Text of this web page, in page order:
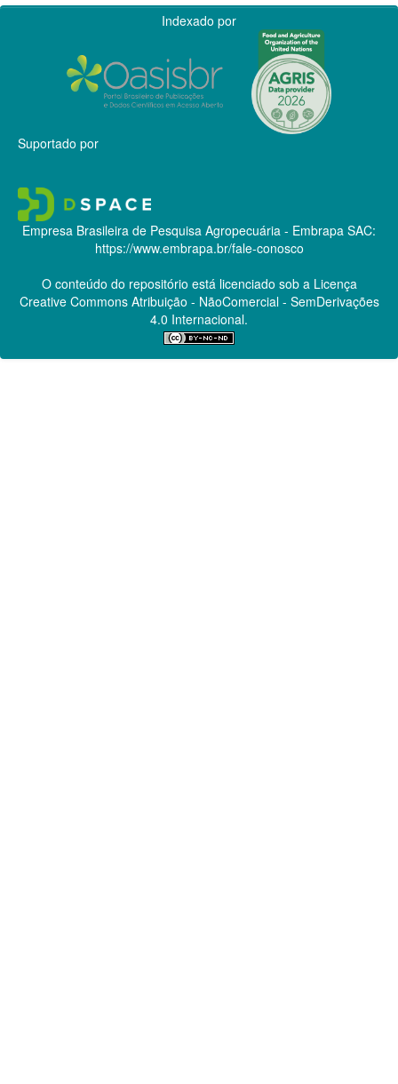
Indexado por
Suportado por
Empresa Brasileira de Pesquisa Agropecuária - Embrapa SAC:
https://www.embrapa.br/fale-conosco
O conteúdo do repositório está licenciado sob a Licença
Creative CommonsAtribuição - NãoComercial - SemDerivações
4.0 Internacional.